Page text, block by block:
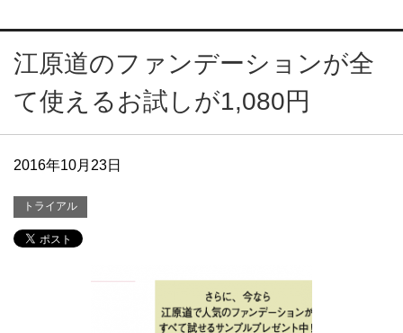
江原道のファンデーションが全
て使えるお試しが1,080円
2016年10月23日
トライアル